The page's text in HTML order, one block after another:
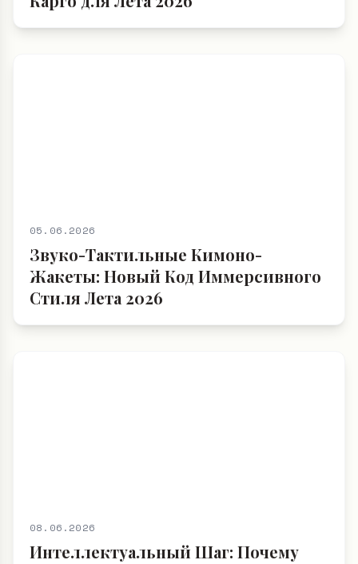
05.06.2026
Звуко-Тактильные Кимоно-
Жакеты: Новый Код Иммерсивного
Стиля Лета 2026
08.06.2026
Интеллектуальный Шаг: Почему